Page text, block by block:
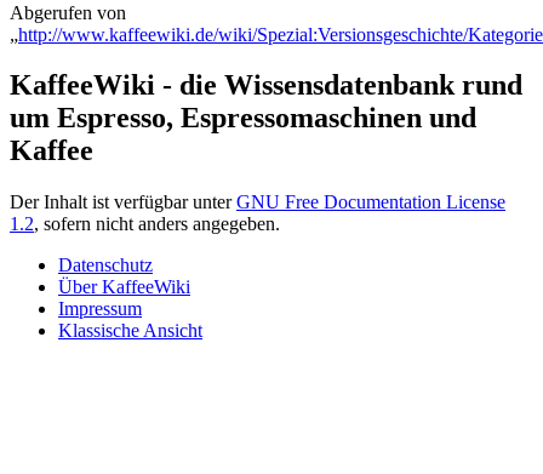
Abgerufen von
„http://www.kaffeewiki.de/wiki/Spezial:Versionsgeschichte/
KaffeeWiki - die Wissensdatenbank rund
um Espresso, Espressomaschinen und
Kaffee
Der Inhalt ist verfügbar unterGNU Free Documentation License
1.2, sofern nicht anders angegeben.
Datenschutz
Über KaffeeWiki
Impressum
Klassische Ansicht